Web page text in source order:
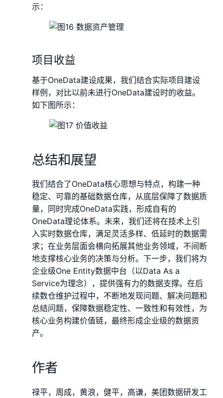
示：
项目收益
基于OneData建设成果，我们结合实际项目建设
样例，对比以前未进行OneData建设时的收益。
如下图所示：
总结和展望
我们结合了OneData核心思想与特点，构建一种
稳定、可靠的基础数据仓库，从底层保障了数据质
量，同时完成OneData实践，形成自有的
OneData理论体系。未来，我们还将在技术上引
入实时数据仓库，满足灵活多样、低延时的数据需
求；在业务层面会横向拓展其他业务领域，不间断
地支撑核心业务的决策与分析。下一步，我们将为
企业级One Entity数据中台（以Data As a
Service为理念），提供强有力的数据支撑。在后
续数仓维护过程中，不断地发现问题、解决问题和
总结问题，保障数据稳定性、一致性和有效性，为
核心业务构建价值链，最终形成企业级的数据资
产。
作者
禄平，周成，黄浪，健平，高谦，美团数据研发工